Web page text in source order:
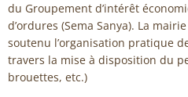
du Groupement d’intérêt
d’ordures (Sema Sanya). La
soutenu l’organisation pratique
travers la mise à disposition du
brouettes, etc.)